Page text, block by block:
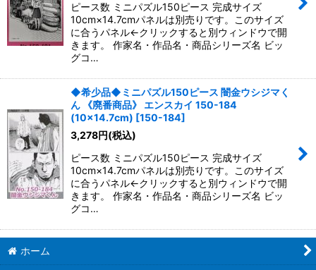
ピース数 ミニパズル150ピース 完成サイズ
10cm×14.7cmパネルは別売りです。このサイズ
に合うパネル←クリックすると別ウィンドウで開
きます。 作家名・作品名・商品シリーズ名 ビッ
グコ…
◆希少品◆ミニパズル150ピース 闇金ウシジマく
ん 《廃番商品》 エンスカイ 150-184
(10×14.7cm) [150-184]
3,278円(税込)
ピース数 ミニパズル150ピース 完成サイズ
10cm×14.7cmパネルは別売りです。このサイズ
に合うパネル←クリックすると別ウィンドウで開
きます。 作家名・作品名・商品シリーズ名 ビッ
グコ…
ホーム